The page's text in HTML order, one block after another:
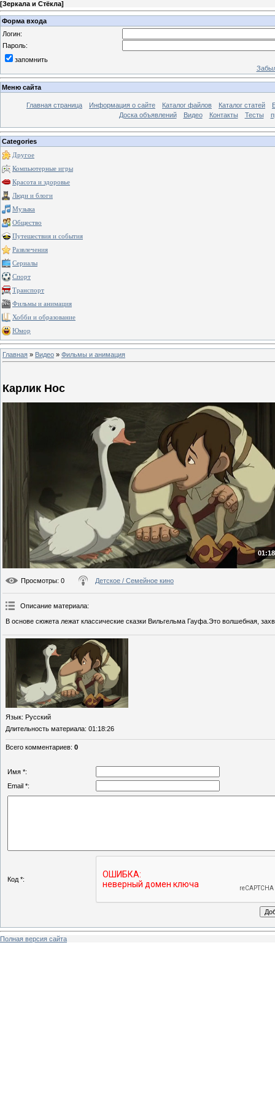
[Зеркала и Стёкла]
Форма входа
Логин:
Пароль:
запомнить
Меню сайта
Главная страница Информация о сайте Каталог файлов Каталог статей
Доска объявлений
Видео Контакты Тесты
Categories
Другое
Компьютерные игры
Красота и здоровье
Люди и блоги
Музыка
Общество
Путешествия и события
Развлечения
Сериалы
Спорт
Транспорт
Фильмы и анимация
Хобби и образование
Юмор
Главная » Видео » Фильмы и анимация
Карлик Нос
Просмотры: 0 Детское / Семейное кино
Описание материала:
В основе сюжета лежат классические сказки Вильгельма Гауфа.Это волшебная,
Язык: Русский
Длительность материала: 01:18:26
Всего комментариев: 0
Имя *:
Email *:
Код *:
Полная версия сайта